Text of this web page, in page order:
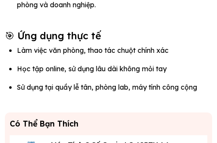
phòng và doanh nghiệp.
🎯 Ứng dụng thực tế
Làm việc văn phòng, thao tác chuột chính xác
Học tập online, sử dụng lâu dài không mỏi tay
Sử dụng tại quầy lễ tân, phòng lab, máy tính công cộng
Có Thể Bạn Thích